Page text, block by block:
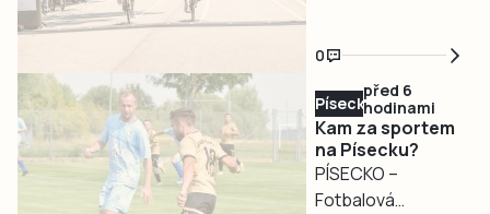
bude v neděli 9.
srpna dějištěm
tradičního Galaxy
CykloŠvec kritéria
Hradiště 2026.
Oblíbený silniční
závod se pojede
0
Písecko
před 6
hodinami
Kam za sportem
na Písecku?
PÍSECKO –
Fotbalová